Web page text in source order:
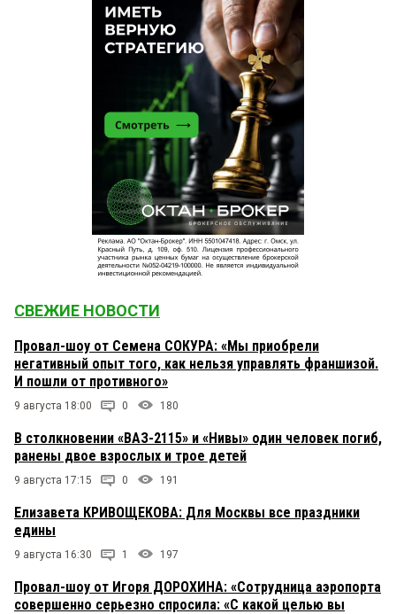
СВЕЖИЕ НОВОСТИ
Провал-шоу от Семена СОКУРА: «Мы приобрели
негативный опыт того, как нельзя управлять франшизой.
И пошли от противного»
9 августа 18:00 0 180
В столкновении «ВАЗ-2115» и «Нивы» один человек погиб,
ранены двое взрослых и трое детей
9 августа 17:15 0 191
Елизавета КРИВОЩЕКОВА: Для Москвы все праздники
едины
9 августа 16:30 1 197
Провал-шоу от Игоря ДОРОХИНА: «Сотрудница аэропорта
совершенно серьезно спросила: «С какой целью вы